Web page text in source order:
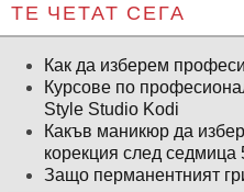
ТЕ ЧЕТАТ СЕГА
Как да изберем
Курсове по
Style Studio Kodi
Какъв маникюр да
корекция след седмица
Защо перманентният